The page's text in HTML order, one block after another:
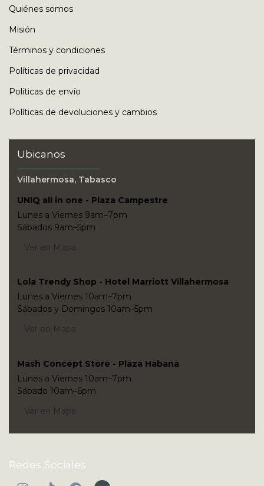
Quiénes somos
Misión
Términos y condiciones
Políticas de privacidad
Políticas de envío
Políticas de devoluciones y cambios
Ubicanos
Villahermosa, Tabasco
UNIQ all in one - Plaza Campestre
Lunes a Viernes 9am–7pm
Sábados 9am–5pm
Ver en Mapa
Lola Trendy Shop - Hotel Marriott Villahermosa
Lunes a Viernes 10am–7pm
Sábados y Domingos 10am–5pm
Ver en Mapa
Mash Concept Store - Plaza Habana
Lunes a Viernes 10am–7pm
Sábado 10am–6pm
Ver en Mapa
Redes Sociales